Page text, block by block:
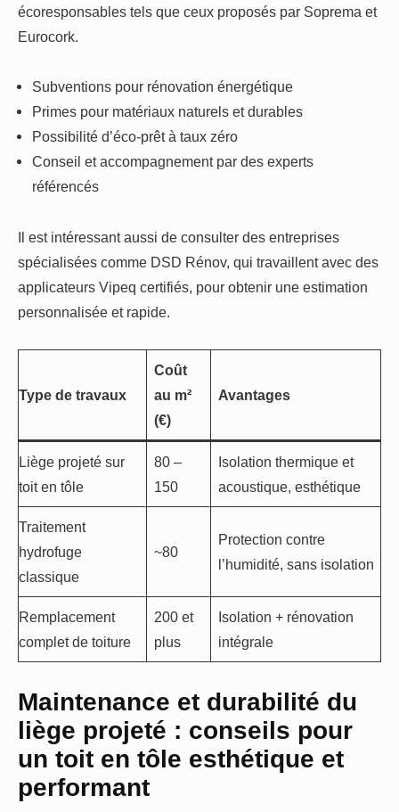
écoresponsables tels que ceux proposés par Soprema et
Eurocork.
Subventions pour rénovation énergétique
Primes pour matériaux naturels et durables
Possibilité d’éco-prêt à taux zéro
Conseil et accompagnement par des experts
référencés
Il est intéressant aussi de consulter des entreprises
spécialisées comme DSD Rénov, qui travaillent avec des
applicateurs Vipeq certifiés, pour obtenir une estimation
personnalisée et rapide.
Type de travaux
Coût
au m²
(€)
Avantages
Liège projeté sur
toit en tôle
80 –
150
Isolation thermique et
acoustique, esthétique
Traitement
hydrofuge
classique
~80
Protection contre
l’humidité, sans isolation
Remplacement
complet de toiture
200 et
plus
Isolation + rénovation
intégrale
Maintenance et durabilité du
liège projeté : conseils pour
un toit en tôle esthétique et
performant